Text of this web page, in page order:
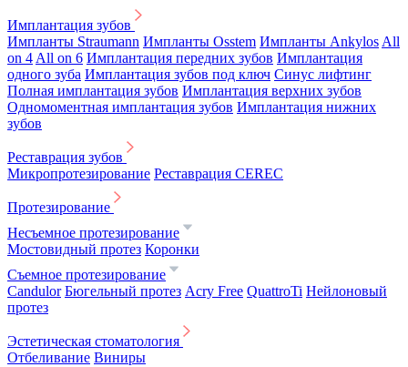
Имплантация зубов
Импланты Straumann Импланты Osstem Импланты Ankylos All
on 4 All on 6 Имплантация передних зубов Имплантация
одного зуба Имплантация зубов под ключ Синус лифтинг
Полная имплантация зубов Имплантация верхних зубов
Одномоментная имплантация зубов Имплантация нижних
зубов
Реставрация зубов
Микропротезирование Реставрация CEREC
Протезирование
Несъемное протезирование
Мостовидный протез Коронки
Съемное протезирование
Candulor Бюгельный протез Acry Free QuattroTi Нейлоновый
протез
Эстетическая стоматология
Отбеливание Виниры